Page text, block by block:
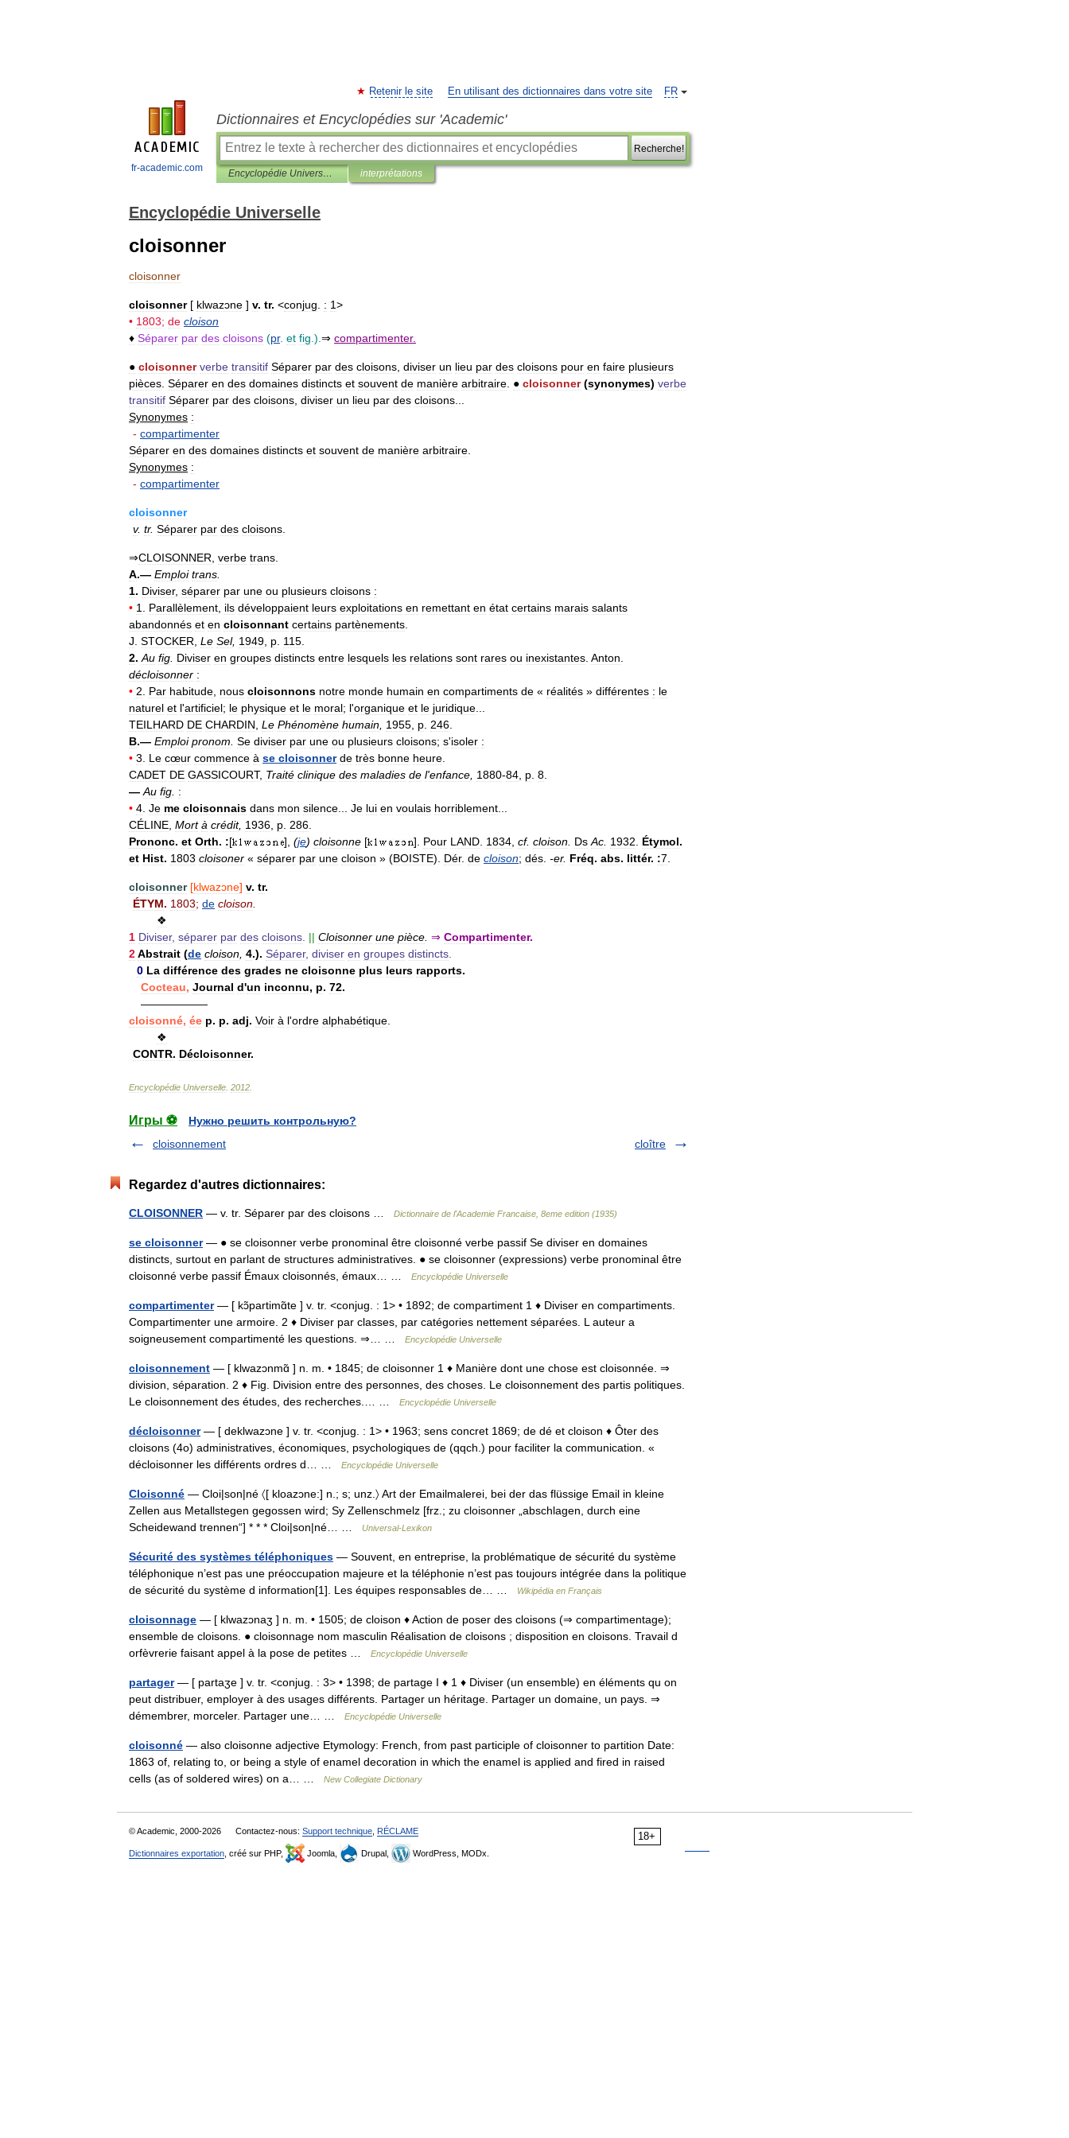
fr-academic.com
FR
Retenir le site En utilisant des dictionnaires dans votre site
Dictionnaires et Encyclopédies sur 'Academic'
Recherche!
Encyclopédie Universelle interprétations
Encyclopédie Universelle
cloisonner
cloisonner
cloisonner[ klwazɔne ] v. tr. <conjug : 1>
• 1803; de cloison
♦ Séparer par des cloisons (pr. et fig .). ⇒ compartimenter.
● cloisonner verbe transitif Séparer par des cloisons diviser un lieu par des cloisons pour en faire plusieurs
pièces Séparer en des domaines distincts et souvent de manière arbitraire ● cloisonner(synonymes) verbe
transitif Séparer par des cloisons diviser un lieu par des cloisons
Synonymes :
- compartimenter
Séparer en des domaines distincts et souvent de manière arbitraire
Synonymes :
- compartimenter
cloisonner
v. tr. Séparer par des cloisons
⇒CLOISONNER verbe trans
A.— Emploi trans
1. Diviser, séparer par une ou plusieurs cloisons :
• 1 Parallèlement ils développaient leurs exploitations en remettant en état certains marais salants
abandonnés et en cloisonnant certains partènements
J STOCKER Le Sel, 1949 p 115
2. Au fig Diviser en groupes distincts entre lesquels les relations sont rares ou inexistantes Anton
décloisonner :
• 2 Par habitude nous cloisonnons notre monde humain en compartiments de « réalités » différentes : le
naturel et l'artificiel; le physique et le moral; l'organique et le juridique
TEILHARD DE CHARDIN Le Phénomène humain 1955 p 246
B.— Emploi pronom Se diviser par une ou plusieurs cloisons; s'isoler :
• 3 Le cœur commence à se cloisonner de très bonne heure
CADET DE GASSICOURT, Traité clinique des maladies de l'enfance 1880-84 p 8
— Au fig :
• 4 Je me cloisonnais dans mon silence Je lui en voulais horriblement
CÉLINE Mort à crédit, 1936 p 286
Prononc. et Orth. :[ ], (je) cloisonne [ ]. Pour LAND 1834 cf. cloison Ds Ac 1932 Étymol.
et Hist. 1803 cloisoner « séparer par une cloison » (BOISTE). Dér. de cloison; dés -er. Fréq. abs. littér. :7
cloisonner [klwazɔne] v. tr.
ÉTYM. 1803; de cloison
❖
1 Diviser, séparer par des cloisons || Cloisonner une pièce ⇒ Compartimenter.
2Abstrait (de cloison 4.). Séparer, diviser en groupes distincts
0 La différence des grades ne cloisonne plus leurs rapports.
Cocteau, Journal d'un inconnu, p. 72.
——————
cloisonné, ée p. p. adj. Voir à l'ordre alphabétique
❖
CONTR. Décloisonner.
Encyclopédie Universelle 2012
Игры ⚽
Нужно решить контрольную?
cloisonnement
cloître
Regardez d'autres dictionnaires:
CLOISONNER — v. tr. Séparer par des cloisons … Dictionnaire de l'Academie Francaise, 8eme edition (1935)
se cloisonner— ● se cloisonner verbe pronominal être cloisonné verbe passif Se diviser en domaines
distincts, surtout en parlant de structures administratives. ● se cloisonner (expressions) verbe pronominal être
cloisonné verbe passif Émaux cloisonnés, émaux… …
Encyclopédie Universelle
compartimenter— [ kɔ̃partimɑ̃te ] v. tr. <conjug. : 1> • 1892; de compartiment 1 ♦ Diviser en compartiments.
Compartimenter une armoire. 2 ♦ Diviser par classes, par catégories nettement séparées. L auteur a
soigneusement compartimenté les questions. ⇒… …
Encyclopédie Universelle
cloisonnement — [ klwazɔnmɑ̃ ] n. m. • 1845; de cloisonner 1 ♦ Manière dont une chose est cloisonnée. ⇒
division, séparation. 2 ♦ Fig. Division entre des personnes, des choses. Le cloisonnement des partis politiques.
Le cloisonnement des études, des recherches.… …
Encyclopédie Universelle
décloisonner— [ deklwazɔne ] v. tr. <conjug. : 1> • 1963; sens concret 1869; de dé et cloison ♦ Ôter des
cloisons (4o) administratives, économiques, psychologiques de (qqch.) pour faciliter la communication. «
décloisonner les différents ordres d… …
Encyclopédie Universelle
Cloisonné — Cloi|son|né 〈[ kloazɔne:] n.; s; unz.〉 Art der Emailmalerei, bei der das flüssige Email in kleine
Zellen aus Metallstegen gegossen wird; Sy Zellenschmelz [frz.; zu cloisonner „abschlagen, durch eine
Scheidewand trennen“] * * * Cloi|son|né… …
Universal-Lexikon
Sécurité des systèmes téléphoniques — Souvent, en entreprise, la problématique de sécurité du système
téléphonique n’est pas une préoccupation majeure et la téléphonie n’est pas toujours intégrée dans la politique
de sécurité du système d information[1]. Les équipes responsables de… …
Wikipédia en Français
cloisonnage — [ klwazɔnaʒ ] n. m. • 1505; de cloison ♦ Action de poser des cloisons (⇒ compartimentage);
ensemble de cloisons. ● cloisonnage nom masculin Réalisation de cloisons ; disposition en cloisons. Travail d
orfèvrerie faisant appel à la pose de petites …
Encyclopédie Universelle
partager— [ partaʒe ] v. tr. <conjug. : 3> • 1398; de partage I ♦ 1 ♦ Diviser (un ensemble) en éléments qu on
peut distribuer, employer à des usages différents. Partager un héritage. Partager un domaine, un pays. ⇒
démembrer, morceler. Partager une… …
Encyclopédie Universelle
cloisonné — also cloisonne adjective Etymology: French, from past participle of cloisonner to partition Date:
1863 of, relating to, or being a style of enamel decoration in which the enamel is applied and fired in raised
cells (as of soldered wires) on a… …
New Collegiate Dictionary
18+
© Academic, 2000-2026 Contactez-nous: Support technique RÉCLAME
Dictionnaires exportation , créé sur PHP, Joomla, Drupal, WordPress, MODx.